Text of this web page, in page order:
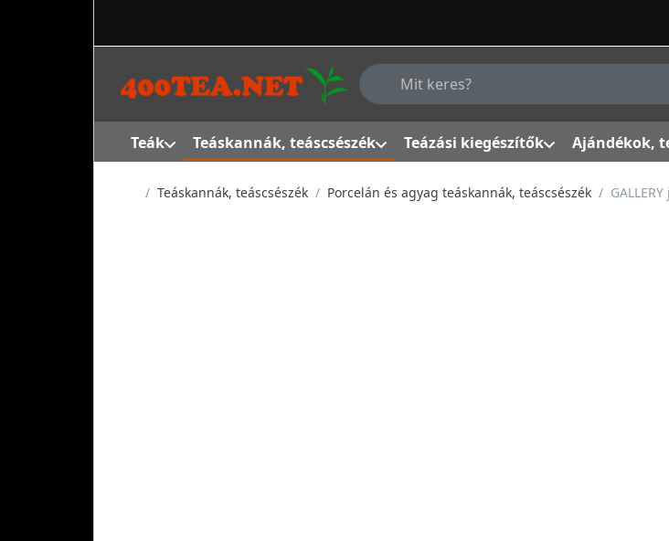
Adja meg a keresőszót. Az első találatok
Teák Teáskannák, teáscsészék Teázási kiegészítők Ajándékok,
Kezdőlap
Teáskannák, teáscsészék Porcelán és agyag teáskannák, teáscsészék